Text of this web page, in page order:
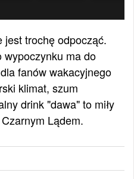
jest trochę odpocząć.
wypoczynku ma do
fanów wakacyjnego
klimat, szum
drink "dawa" to miły
Lądem.